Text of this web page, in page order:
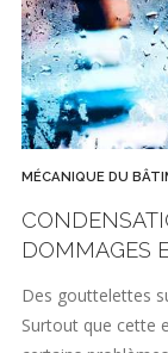
MÉCANIQUE DU
DOMMAGES
Des gouttelettes
Surtout que cette